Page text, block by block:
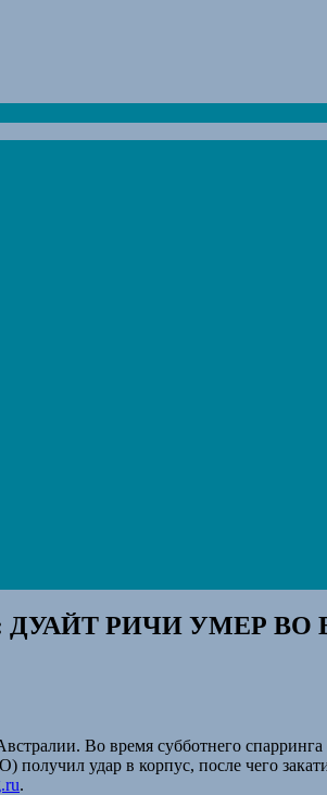
ДУАЙТ РИЧИ УМЕР ВО
Во время субботнего
получил удар в корпус, после чего
.